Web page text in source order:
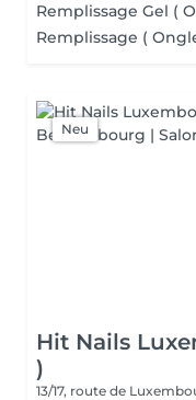
Remplissage Gel (
Remplissage (
Neu
Hit Nails
)
13/17, route de